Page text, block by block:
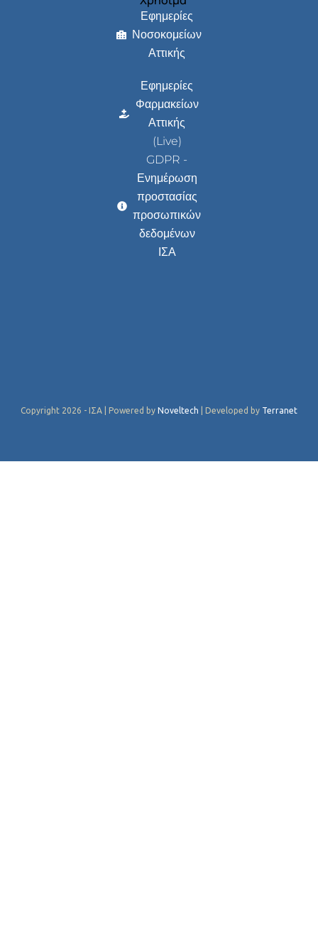
Εφημερίες
Νοσοκομείων
Αττικής
Εφημερίες
Φαρμακείων
Αττικής
(Live)
GDPR -
Ενημέρωση
προστασίας
προσωπικών
δεδομένων
ΙΣΑ
Copyright 2026 - ΙΣΑ | Powered by Noveltech | Developed by Terranet